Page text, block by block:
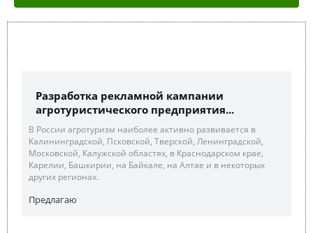
Разработка рекламной кампании
агротуристического предприятия...
В России агротуризм наиболее активно развивается в
Калининградской, Псковской, Тверской, Ленинградской,
Московской, Калужской областях, в Краснодарском крае,
Карелии, Башкирии, на Байкале, на Алтае и в некоторых
других регионах.
Предлагаю